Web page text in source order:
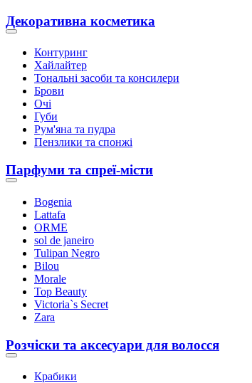
Декоративна косметика
Контуринг
Хайлайтер
Тональні засоби та консилери
Брови
Очі
Губи
Рум'яна та пудра
Пензлики та спонжі
Парфуми та спреї-місти
Bogenia
Lattafa
ORME
sol de janeiro
Tulipan Negro
Bilou
Morale
Top Beauty
Victoria`s Secret
Zara
Розчіски та аксесуари для волосся
Крабики